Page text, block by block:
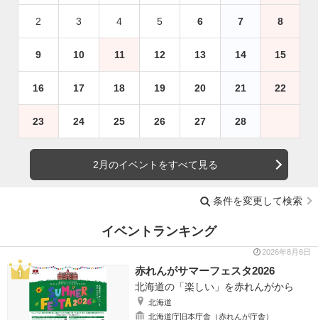
2 3 4 5 6 7 8
9 10 11 12 13 14 15
16 17 18 19 20 21 22
23 24 25 26 27 28
2月のイベントをすべて見る
条件を変更して検索
イベントランキング
2026年8月6日
赤れんがサマーフェスタ2026
北海道の「楽しい」を赤れんがから
北海道
北海道庁旧本庁舎（赤れんが庁舎）